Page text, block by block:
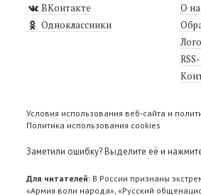
ВКонтакте
Одноклассники
О
Условия использования веб-сайта и
Политика использования cookies
Заметили ошибку? Выделите её и
Для читателей: В России признаны
«Армия воли народа», «Русский